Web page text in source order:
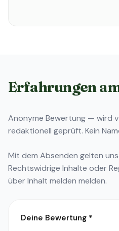
Erfahrungen
Anonyme Bewertung — wird
redaktionell geprüft. Kein
Mit dem Absenden gelten
Rechtswidrige Inhalte oder
überInhalt melden melden.
Deine Bewertung *